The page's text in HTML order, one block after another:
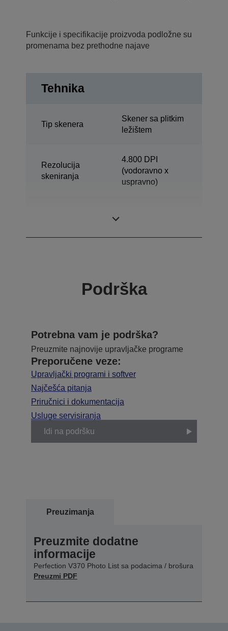
Funkcije i specifikacije proizvoda podložne su
promenama bez prethodne najave
Tehnika
Tip skenera
Skener sa plitkim
ležištem
Rezolucija
skeniranja
4.800 DPI
(vodoravno x
uspravno)
Podrška
Potrebna vam je podrška?
Preuzmite najnovije upravljačke programe
Preporučene veze:
Upravljački programi i softver
Najčešća pitanja
Priručnici i dokumentacija
Usluge servisiranja
Idi na podršku
Preuzimanja
Preuzmite dodatne
informacije
Perfection V370 Photo List sa podacima / brošura
Preuzmi PDF